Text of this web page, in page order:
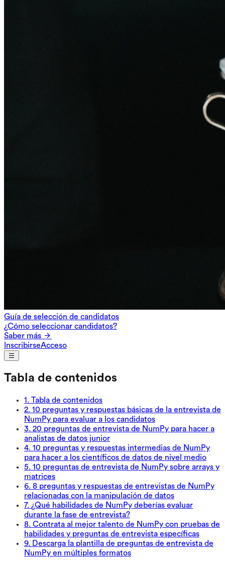
Guía de selección de candidatos
¿Cómo seleccionar candidatos?
Saber más
InscribirseAcceso
Tabla de contenidos
1 . Tabla de contenidos
2. 10 preguntas y respuestas básicas de la entrevista de
NumPy para evaluar a los candidatos
3. 20 preguntas de entrevista de NumPy para hacer a
analistas de datos junior
4. 10 preguntas y respuestas intermedias de NumPy
para hacer a los científicos de datos de nivel medio
5. 10 preguntas de entrevista de NumPy sobre arrays y
matrices
6. 8 preguntas y respuestas de entrevistas de NumPy
relacionadas con la manipulación de datos
7. ¿Qué habilidades de NumPy deberías evaluar
durante la fase de entrevista?
8. Contrata al mejor talento de NumPy con pruebas de
habilidades y preguntas de entrevista específicas
9. Descarga la plantilla de preguntas de entrevista de
NumPy en múltiples formatos